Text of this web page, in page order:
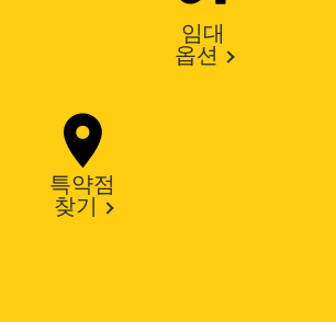
임대
옵션
특약점
찾기